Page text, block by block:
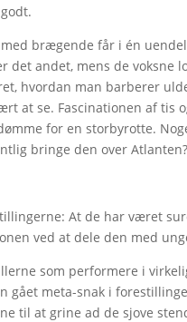
brægende får i én
andet, mens de voksne
hvordan man barberer
at se. Fascinationen af tis
for en storbyrotte.
bringe den over Atlanten?
At de har været
ved at dele den med
som performere i
gået meta-snak i
til at grine ad de sjove